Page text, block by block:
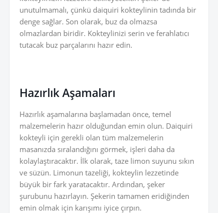
unutulmamalı, çünkü daiquiri kokteylinin tadında bir
denge sağlar. Son olarak, buz da olmazsa
olmazlardan biridir. Kokteylinizi serin ve ferahlatıcı
tutacak buz parçalarını hazır edin.
Hazırlık Aşamaları
Hazırlık aşamalarına başlamadan önce, temel
malzemelerin hazır olduğundan emin olun. Daiquiri
kokteyli için gerekli olan tüm malzemelerin
masanızda sıralandığını görmek, işleri daha da
kolaylaştıracaktır. İlk olarak, taze limon suyunu sıkın
ve süzün. Limonun tazeliği, kokteylin lezzetinde
büyük bir fark yaratacaktır. Ardından, şeker
şurubunu hazırlayın. Şekerin tamamen eridiğinden
emin olmak için karışımı iyice çırpın.